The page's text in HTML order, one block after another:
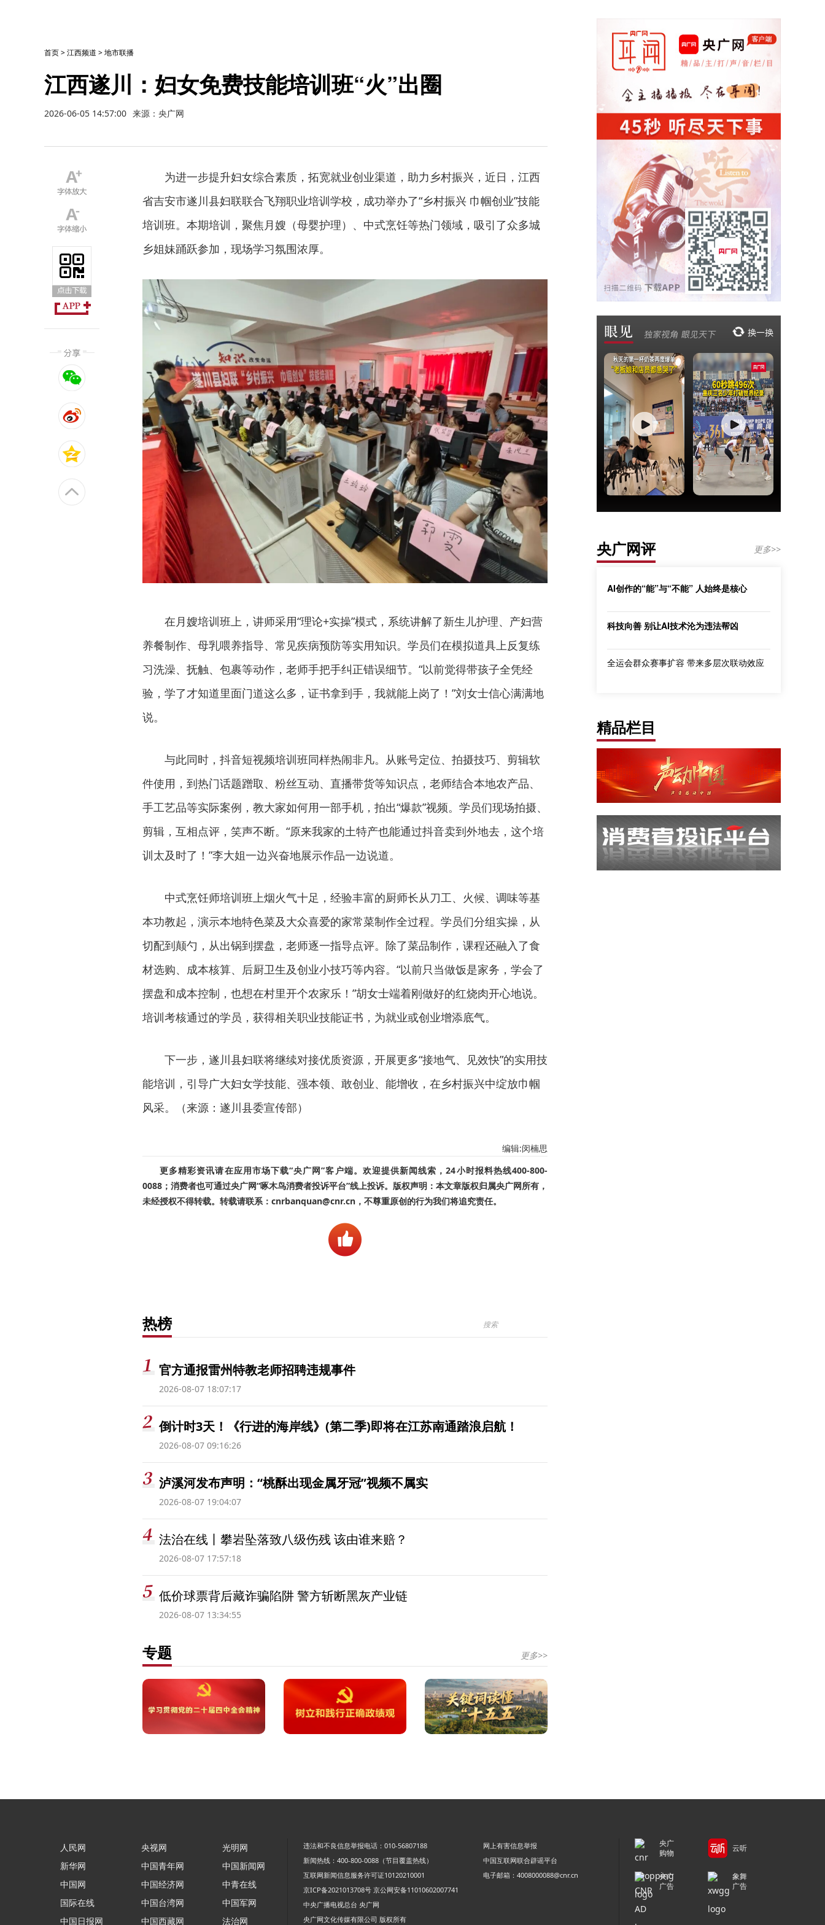
首页>江西频道 >地市联播
江西遂川：妇女免费技能培训班“火”出圈
2026-06-05 14:57:00 来源：央广网
为进一步提升妇女综合素质，拓宽就业创业渠道，助力乡村振兴，近日，江西
省吉安市遂川县妇联联合飞翔职业培训学校，成功举办了“乡村振兴 巾帼创业”技能
培训班。本期培训，聚焦月嫂（母婴护理）、中式烹饪等热门领域，吸引了众多城
乡姐妹踊跃参加，现场学习氛围浓厚。
在月嫂培训班上，讲师采用“理论+实操”模式，系统讲解了新生儿护理、产妇营
养餐制作、母乳喂养指导、常见疾病预防等实用知识。学员们在模拟道具上反复练
习洗澡、抚触、包裹等动作，老师手把手纠正错误细节。“以前觉得带孩子全凭经
验，学了才知道里面门道这么多，证书拿到手，我就能上岗了！”刘女士信心满满地
说。
与此同时，抖音短视频培训班同样热闹非凡。从账号定位、拍摄技巧、剪辑软
件使用，到热门话题蹭取、粉丝互动、直播带货等知识点，老师结合本地农产品、
手工艺品等实际案例，教大家如何用一部手机，拍出“爆款”视频。学员们现场拍摄、
剪辑，互相点评，笑声不断。“原来我家的土特产也能通过抖音卖到外地去，这个培
训太及时了！”李大姐一边兴奋地展示作品一边说道。
中式烹饪师培训班上烟火气十足，经验丰富的厨师长从刀工、火候、调味等基
本功教起，演示本地特色菜及大众喜爱的家常菜制作全过程。学员们分组实操，从
切配到颠勺，从出锅到摆盘，老师逐一指导点评。除了菜品制作，课程还融入了食
材选购、成本核算、后厨卫生及创业小技巧等内容。“以前只当做饭是家务，学会了
摆盘和成本控制，也想在村里开个农家乐！”胡女士端着刚做好的红烧肉开心地说。
培训考核通过的学员，获得相关职业技能证书，为就业或创业增添底气。
下一步，遂川县妇联将继续对接优质资源，开展更多“接地气、见效快”的实用技
能培训，引导广大妇女学技能、强本领、敢创业、能增收，在乡村振兴中绽放巾帼
风采。（来源：遂川县委宣传部）
编辑:闵楠思
更多精彩资讯请在应用市场下载“央广网”客户端。欢迎提供新闻线索，24小时报料热线400-800-
0088；消费者也可通过央广网“啄木鸟消费者投诉平台”线上投诉。版权声明：本文章版权归属央广网所有，
未经授权不得转载。转载请联系：cnrbanquan@cnr.cn，不尊重原创的行为我们将追究责任。
热榜
官方通报雷州特教老师招聘违规事件
2026-08-07 18:07:17
倒计时3天！《行进的海岸线》(第二季)即将在江苏南通踏浪启航！
2026-08-07 09:16:26
泸溪河发布声明：“桃酥出现金属牙冠”视频不属实
2026-08-07 19:04:07
法治在线丨攀岩坠落致八级伤残 该由谁来赔？
2026-08-07 17:57:18
低价球票背后藏诈骗陷阱 警方斩断黑灰产业链
2026-08-07 13:34:55
专题 更多>>
央广网评 更多>>
AI创作的“能”与“不能” 人始终是核心
科技向善 别让AI技术沦为违法帮凶
全运会群众赛事扩容 带来多层次联动效应
精品栏目
人民网
新华网
中国网
国际在线
中国日报网
央视网
中国青年网
中国经济网
中国台湾网
中国西藏网
光明网
中国新闻网
中青在线
中国军网
法治网
违法和不良信息举报电话：010-56807188
网上有害信息举报
新闻热线：400-800-0088（节目覆盖热线）
中国互联网联合辟谣平台
互联网新闻信息服务许可证10120210001
电子邮箱：4008000088@cnr.cn
京ICP备2021013708号 京公网安备11010602007741
中央广播电视总台 央广网
央广网文化传媒有限公司 版权所有
央广
购物
云听
央广
广告
象舞
广告